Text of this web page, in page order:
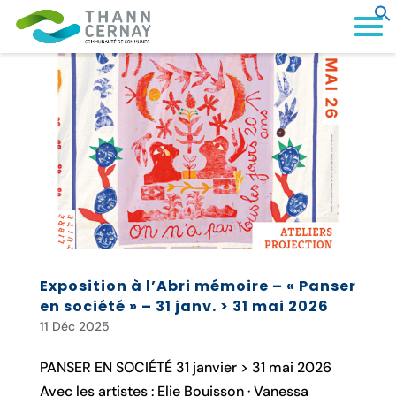
Exposition à l’Abri mémoire – « Panser
en société » – 31 janv. > 31 mai 2026
11 Déc 2025
PANSER EN SOCIÉTÉ 31 janvier > 31 mai 2026
Avec les artistes : Elie Bouisson · Vanessa